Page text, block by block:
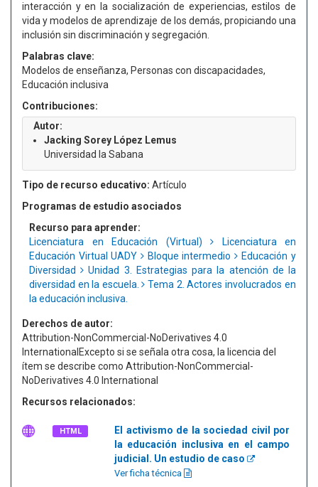
interacción y en la socialización de experiencias, estilos de
vida y modelos de aprendizaje de los demás, propiciando una
inclusión sin discriminación y segregación.
Palabras clave:
Modelos de enseñanza, Personas con discapacidades,
Educación inclusiva
Contribuciones:
Autor:
Jacking Sorey López Lemus
Universidad la Sabana
Tipo de recurso educativo: Artículo
Programas de estudio asociados
Recurso para aprender:
Licenciatura en Educación (Virtual)
Licenciatura en
Educación Virtual UADY
Bloque intermedio
Educación y
Diversidad
Unidad 3. Estrategias para la atención de la
diversidad en la escuela.
Tema 2. Actores involucrados en
la educación inclusiva.
Derechos de autor:
Attribution-NonCommercial-NoDerivatives 4.0
InternationalExcepto si se señala otra cosa, la licencia del
ítem se describe como Attribution-NonCommercial-
NoDerivatives 4.0 International
Recursos relacionados:
HTML
El activismo de la sociedad civil por
la educación inclusiva en el campo
judicial. Un estudio de caso
Ver ficha técnica